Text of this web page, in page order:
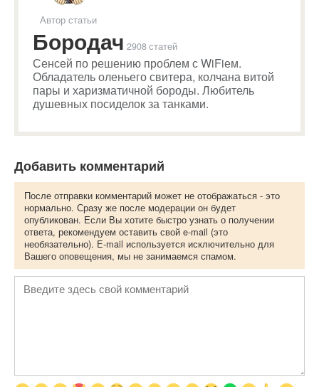
Автор статьи
Бородач 2908 статей
Сенсей по решению проблем с WiFiем.
Обладатель оленьего свитера, колчана витой
пары и харизматичной бороды. Любитель
душевных посиделок за танками.
Добавить комментарий
После отправки комментарий может не отображаться - это
нормально. Сразу же после модерации он будет
опубликован. Если Вы хотите быстро узнать о получении
ответа, рекомендуем оставить свой e-mail (это
необязательно). E-mail используется исключительно для
Вашего оповещения, мы не занимаемся спамом.